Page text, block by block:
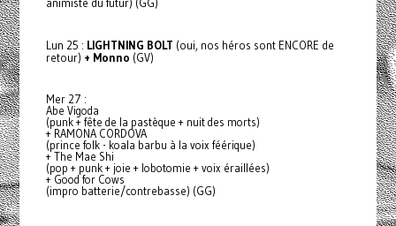
Lun 25 : LIGHTNING BOLT (oui, nos héros sont ENCORE de
retour) + Monno (GV)
Mer 27 :
Abe Vigoda
(punk + fête de la pastèque + nuit des morts)
+ RAMONA CORDOVA
(prince folk - koala barbu à la voix féérique)
+ The Mae Shi
(pop + punk + joie + lobotomie + voix éraillées)
+ Good for Cows
(impro batterie/contrebasse) (GG)